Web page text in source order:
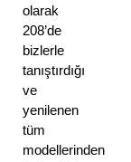
olarak
208’de
bizlerle
tanıştırdığı
ve
yenilenen
tüm
modellerinden